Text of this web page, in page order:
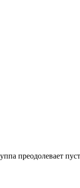
преодолевает